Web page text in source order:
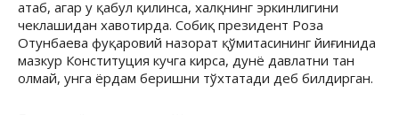
атаб, агар у қабул қилинса, халқнинг эркинлигини
чеклашидан хавотирда. Собиқ президент Роза
Отунбаева фуқаровий назорат қўмитасининг йиғинида
мазкур Конституция кучга кирса, дунё давлатни тан
олмай, унга ёрдам беришни тўхтатади деб билдирган.